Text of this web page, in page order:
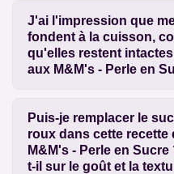
J'ai l'impression que
fondent à la cuisson,
qu'elles restent
aux M&M's - Perle en
Puis-je remplacer le
roux dans cette recette
M&M's - Perle en
t-il sur le goût et la